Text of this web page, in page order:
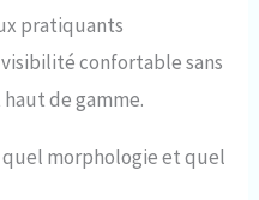
pratiquants
confortable sans
de gamme.
morphologie et quel